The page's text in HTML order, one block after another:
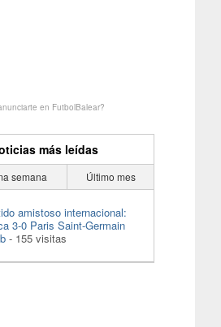
en FutbolBalear?
más leídas
semana Último mes
amistoso internacional:
3-0 Paris Saint-Germain
- 155 visitas